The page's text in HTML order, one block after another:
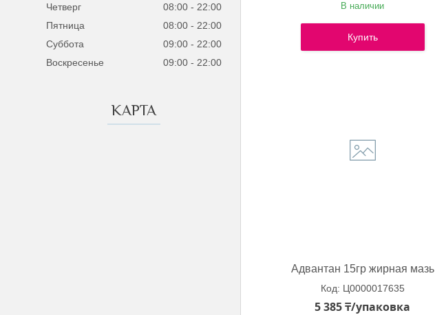
Четверг
08:00
22:00
Пятница
08:00
22:00
Суббота
09:00
22:00
Воскресенье
09:00 22:00
КАРТА
В наличии
Купить
Адвантан 15гр жирная мазь
Ц0000017635
5 385 ₸/упаковка